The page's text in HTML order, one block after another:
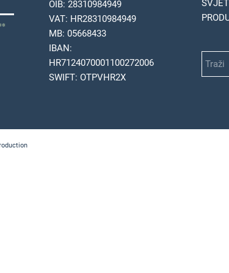
OIB: 28310984949
VAT: HR28310984949
MB: 05668433
IBAN:
HR7124070001100272006
SWIFT: OTPVHR2X